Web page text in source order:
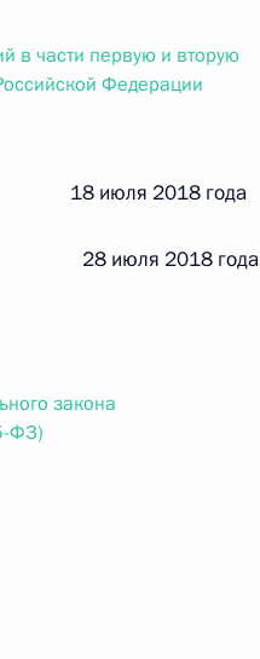
г. № 256-ФЗ
в части первую и вторую
Федерации
18 июля 2018 года
28 июля 2018 года
закона
ФЗ)